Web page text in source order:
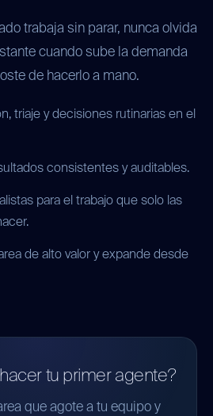
trabaja sin parar, nunca olvida
cuando sube la demanda
de hacerlo a mano.
triaje y decisiones rutinarias en el
consistentes y auditables.
para el trabajo que solo las
de alto valor y expande desde
tu primer agente?
que agote a tu equipo y